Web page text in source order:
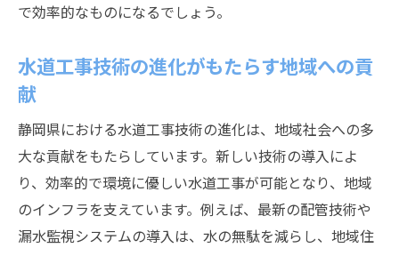
で効率的なものになるでしょう。
水道工事技術の進化がもたらす地域への貢
献
静岡県における水道工事技術の進化は、地域社会への多
大な貢献をもたらしています。新しい技術の導入によ
り、効率的で環境に優しい水道工事が可能となり、地域
のインフラを支えています。例えば、最新の配管技術や
漏水監視システムの導入は、水の無駄を減らし、地域住